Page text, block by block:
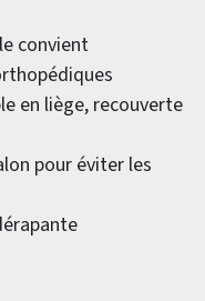
convient
en liège, recouverte
pour éviter les